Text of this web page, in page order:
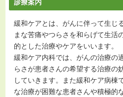
診療案内
緩和ケアとは、がんに伴って生じ
まな苦痛やつらさを和らげて生活
的とした治療やケアをいいます。
緩和ケア内科では、がんの治療の
らさが患者さんの希望する治療の
していきます。また緩和ケア病棟
な治療が困難な患者さんや積極的